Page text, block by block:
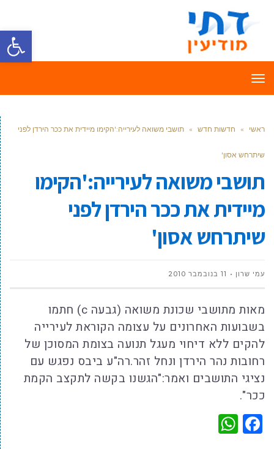
פתח
תפריט
ראשי » חדשות חדש » תושבי משואה לעירייה:'הקימו מיידית את ככר הירדן לפני
שיתרחש אסון'
תושבי משואה לעירייה:'הקימו
מיידית את ככר הירדן לפני
שיתרחש אסון'
עמי שרון 11 בנובמבר 2010
מאות מתושבי שכונת משואה (גבעה c) חתמו
בשבועות האחרונים על עצומה הקוראת לעירייה
להקים ללא דיחוי מעגל תנועה בצומת המסוכן של
רחובות נהר הירדן ונחל זהר.רה"ע ביבס נפגש עם
נציגי התושבים ואמר:"הגשנו בקשה לתקצב הקמת
ככר".
Facebook